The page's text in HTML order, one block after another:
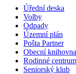
Úřední deska
Volby
Odpady
Územní plán
Pošta Partner
Obecní knihovna
Rodinné
Seniorský klub